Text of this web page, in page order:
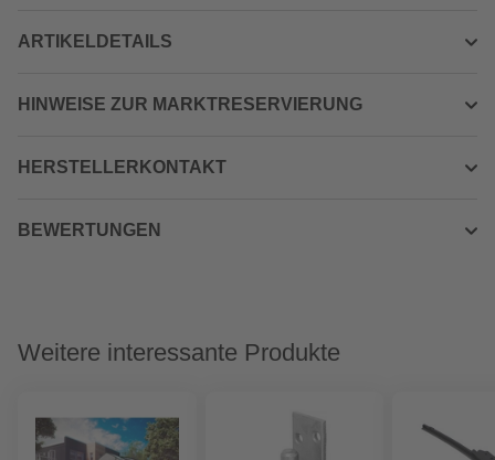
ARTIKELDETAILS
HINWEISE ZUR MARKTRESERVIERUNG
HERSTELLERKONTAKT
BEWERTUNGEN
Weitere interessante Produkte